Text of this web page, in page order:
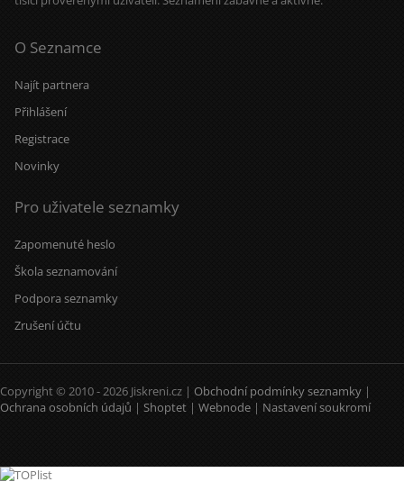
O Seznamce
Najít partnera
Přihlášení
Registrace
Novinky
Pro uživatele seznamky
Zapomenuté heslo
Škola seznamování
Podpora seznamky
Zrušení účtu
Copyright © 2010 - 2026 Jiskreni.cz | Obchodní podmínky seznamky |
Ochrana osobních údajů | Shoptet | Webnode | Nastavení soukromí